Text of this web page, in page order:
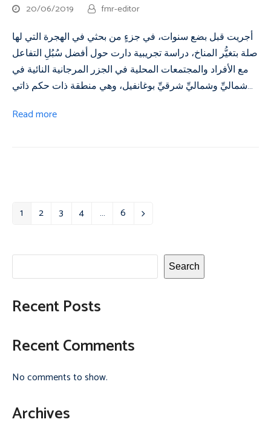
20/06/2019 fmr-editor
أجريت قبل بضع سنوات، في جزءٍ من بحثي في الهجرة التي لها
صلة بتغيُّر المناخ، دراسة تجريبية دارت حول أفضل سُبُلِ التفاعل
مع الأفراد والمجتمعات المحلية في الجزر المرجانية النائية في
شماليِّ وشماليِّ شرقيِّ بوغانفيل، وهي منطقة ذات حكم ذاتي…
Read more
Page
1 Page
2 Page
3 Page
4 … Page
6 Next
Search
Recent Posts
Recent Comments
No comments to show.
Archives